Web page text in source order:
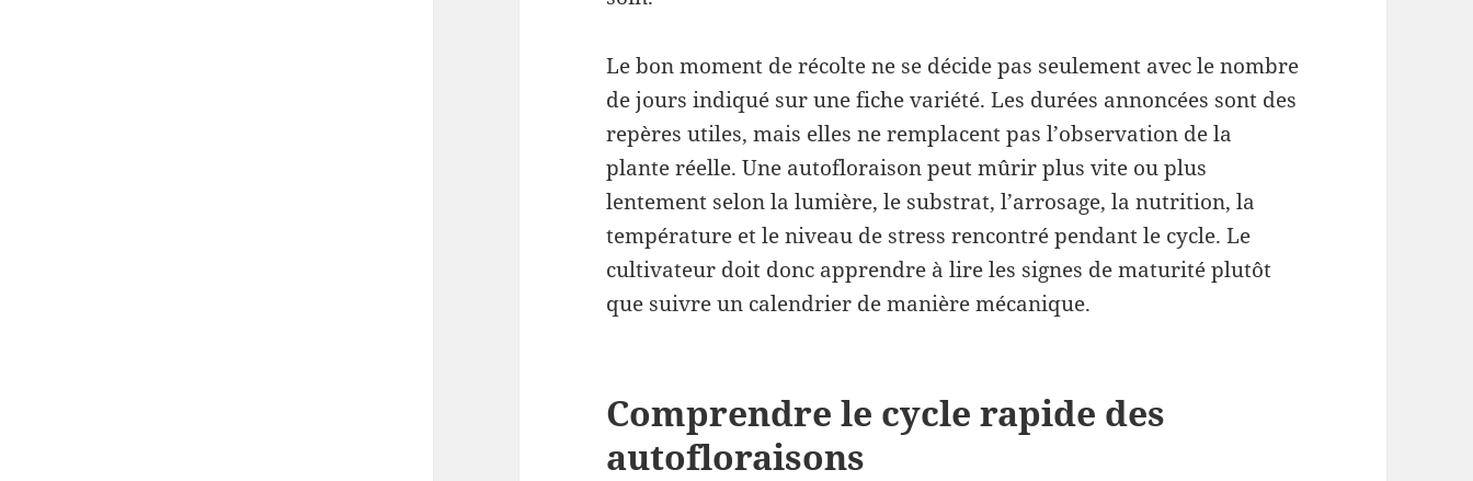
Le bon moment de récolte ne se décide pas seulement avec le nombre
de jours indiqué sur une fiche variété. Les durées annoncées sont des
repères utiles, mais elles ne remplacent pas l’observation de la
plante réelle. Une autofloraison peut mûrir plus vite ou plus
lentement selon la lumière, le substrat, l’arrosage, la nutrition, la
température et le niveau de stress rencontré pendant le cycle. Le
cultivateur doit donc apprendre à lire les signes de maturité plutôt
que suivre un calendrier de manière mécanique.
Comprendre le cycle rapide des
autofloraisons